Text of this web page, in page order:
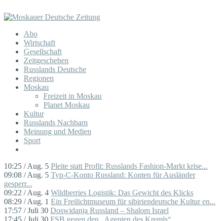
Abo
Wirtschaft
Gesellschaft
Zeitgeschehen
Russlands Deutsche
Regionen
Moskau
Freizeit in Moskau
Planet Moskau
Kultur
Russlands Nachbarn
Meinung und Medien
Sport
10:25 / Aug. 5 Pleite statt Profit: Russlands Fashion-Markt krise...
09:08 / Aug. 5 Typ-C-Konto Russland: Konten für Ausländer
gesperr...
09:22 / Aug. 4 Wildberries Logistik: Das Gewicht des Klicks
08:29 / Aug. 1 Ein Freilichtmuseum für sibiriendeutsche Kultur en...
17:57 / Juli 30 Doswidanja Russland – Shalom Israel
17:45 / Juli 30 FSB gegen den „Agenten des Kremls“